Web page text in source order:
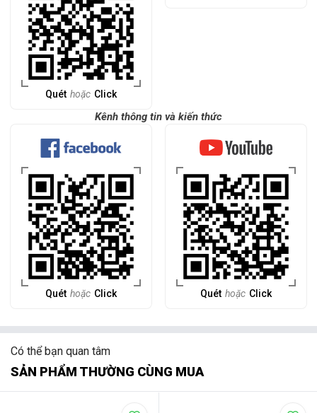
Quét hoặc Click
Kênh thông tin và kiến thức
Quét hoặc Click Quét hoặc Click
Có thể bạn quan tâm
SẢN PHẨM THƯỜNG CÙNG MUA